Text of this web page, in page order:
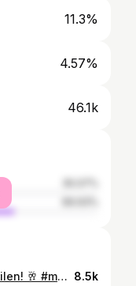
11.3%
4.57%
46.1k
Für mehr Feetz folgen, liken & teilen! 🥂 #merci #summer #comedy #cabaret #fy #fypage 8.5k